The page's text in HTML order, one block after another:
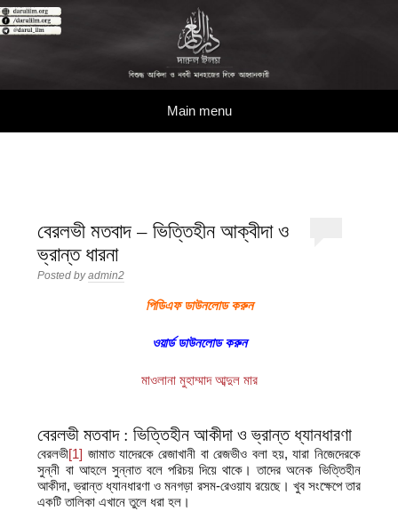
বিশুদ্ধ আকিদা ও নববী মানহাজের দিকে আহ্বানকারী
Main menu
বেরলভী মতবাদ – ভিত্তিহীন আক্বীদা ও
ভ্রান্ত ধারনা
Posted byadmin2
পিডিএফ ডাউনলোড করুন
ওয়ার্ড ডাউনলোড করুন
মাওলানা মুহাম্মাদ আব্দুল মার
বেরলভী মতবাদ : ভিত্তিহীন আকীদা ও ভ্রান্ত ধ্যানধারণা
বেরলভী[1] জামাত যাদেরকে রেজাখানী বা রেজভীও বলা হয়, যারা নিজেদেরকে
সুন্নী বা আহলে সুন্নাত বলে পরিচয় দিয়ে থাকে। তাদের অনেক ভিত্তিহীন
আকীদা, ভ্রান্ত ধ্যানধারণা ও মনগড়া রসম-রেওয়ায রয়েছে। খুব সংক্ষেপে তার
একটি তালিকা এখানে তুলে ধরা হল।